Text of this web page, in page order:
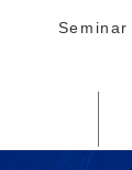
Seminar